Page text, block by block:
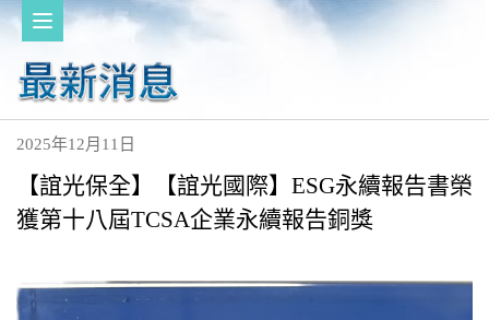
2025年12月11日
【誼光保全】【誼光國際】ESG永續報告書榮
獲第十八屆TCSA企業永續報告銅獎